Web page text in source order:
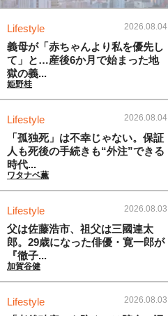
Lifestyle 2026.08.04
義母が「赤ちゃんより私を優先し
て」と…産後6か月で始まった地
獄の義...
姫野桂
Lifestyle 2026.08.04
「孤独死」は不幸じゃない。保証
人も死後の手続きも“外注”できる
時代...
ワタナベ薫
Lifestyle 2026.08.03
父は佐藤浩市、祖父は三國連太
郎。29歳になった俳優・寛一郎が
『徹子...
加賀谷健
Lifestyle 2026.08.03